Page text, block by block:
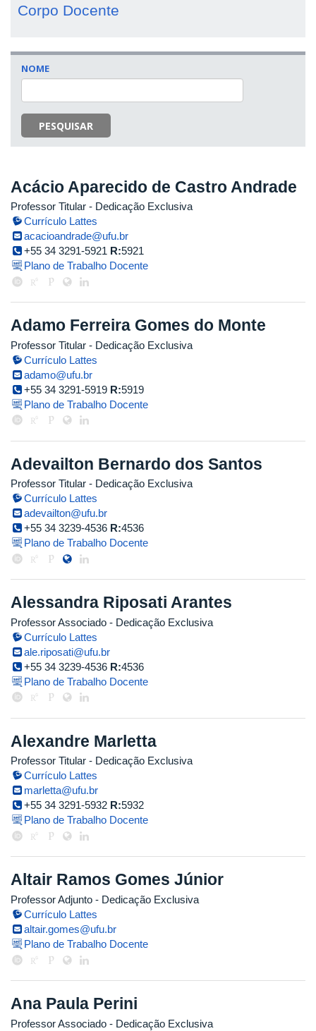
Corpo Docente
NOME
PESQUISAR
Acácio Aparecido de Castro Andrade
Professor Titular - Dedicação Exclusiva
Currículo Lattes
acacioandrade@ufu.br
+55 34 3291-5921 R:5921
Plano de Trabalho Docente
Adamo Ferreira Gomes do Monte
Professor Titular - Dedicação Exclusiva
Currículo Lattes
adamo@ufu.br
+55 34 3291-5919 R:5919
Plano de Trabalho Docente
Adevailton Bernardo dos Santos
Professor Titular - Dedicação Exclusiva
Currículo Lattes
adevailton@ufu.br
+55 34 3239-4536 R:4536
Plano de Trabalho Docente
Alessandra Riposati Arantes
Professor Associado - Dedicação Exclusiva
Currículo Lattes
ale.riposati@ufu.br
+55 34 3239-4536 R:4536
Plano de Trabalho Docente
Alexandre Marletta
Professor Titular - Dedicação Exclusiva
Currículo Lattes
marletta@ufu.br
+55 34 3291-5932 R:5932
Plano de Trabalho Docente
Altair Ramos Gomes Júnior
Professor Adjunto - Dedicação Exclusiva
Currículo Lattes
altair.gomes@ufu.br
Plano de Trabalho Docente
Ana Paula Perini
Professor Associado - Dedicação Exclusiva